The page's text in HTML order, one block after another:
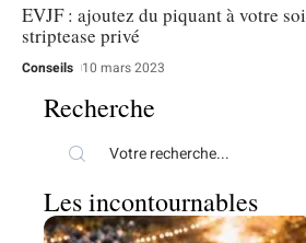
EVJF : ajoutez du piquant à votre
striptease privé
Conseils 10 mars 2023
Recherche
Les incontournables